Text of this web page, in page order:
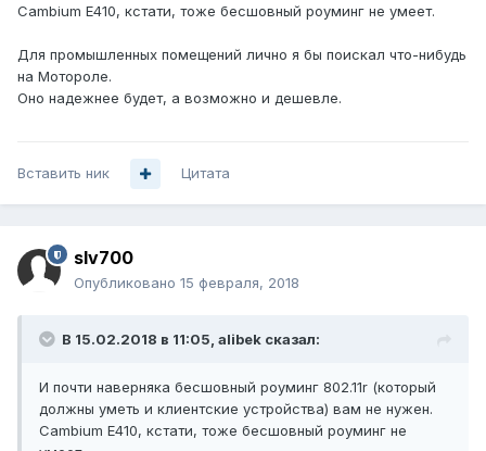
Cambium E410, кстати, тоже бесшовный роуминг не умеет.
Для промышленных помещений лично я бы поискал что-нибудь
на Мотороле.
Оно надежнее будет, а возможно и дешевле.
Вставить ник Цитата
slv700
Опубликовано 15 февраля, 2018
В 15.02.2018 в 11:05, alibek сказал:
И почти наверняка бесшовный роуминг 802.11r (который
должны уметь и клиентские устройства) вам не нужен.
Cambium E410, кстати, тоже бесшовный роуминг не